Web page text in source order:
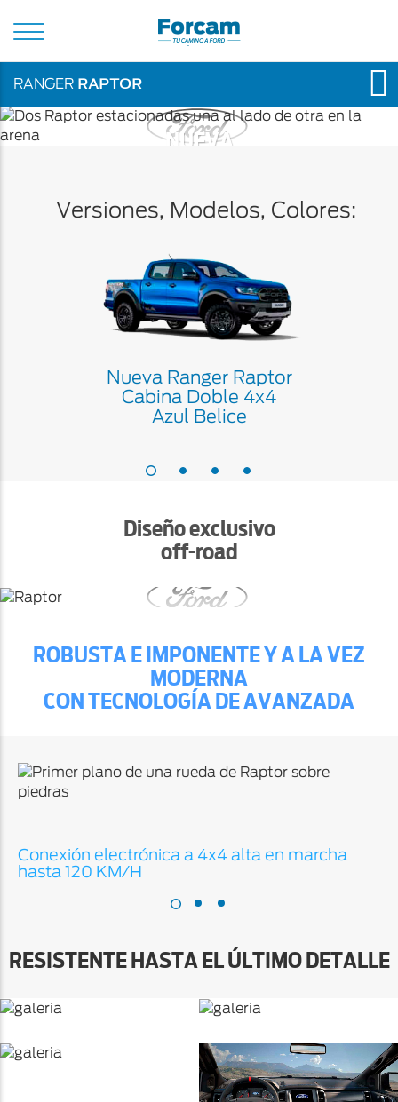
menú
de
navegación
principal
de
Ford
RANGER RAPTOR
NUEVA
Slide
Versiones, Modelos, Colores:
Nueva Ranger Raptor
Cabina Doble 4x4
Azul Belice
0 1 2 3
Diseño exclusivo
off-road
Imponente presencia
ROBUSTA E IMPONENTE Y A LA VEZ
MODERNA
CON TECNOLOGÍA DE AVANZADA
Conexión electrónica a 4x4 alta en marcha
hasta 120 KM/H
RESISTENTE HASTA EL ÚLTIMO DETALLE